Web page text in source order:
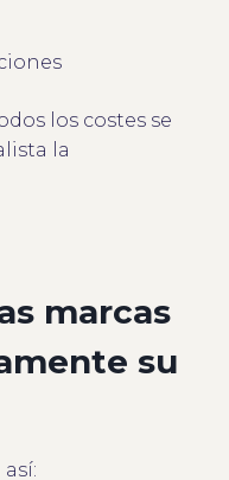
los costes se
la
marcas
su